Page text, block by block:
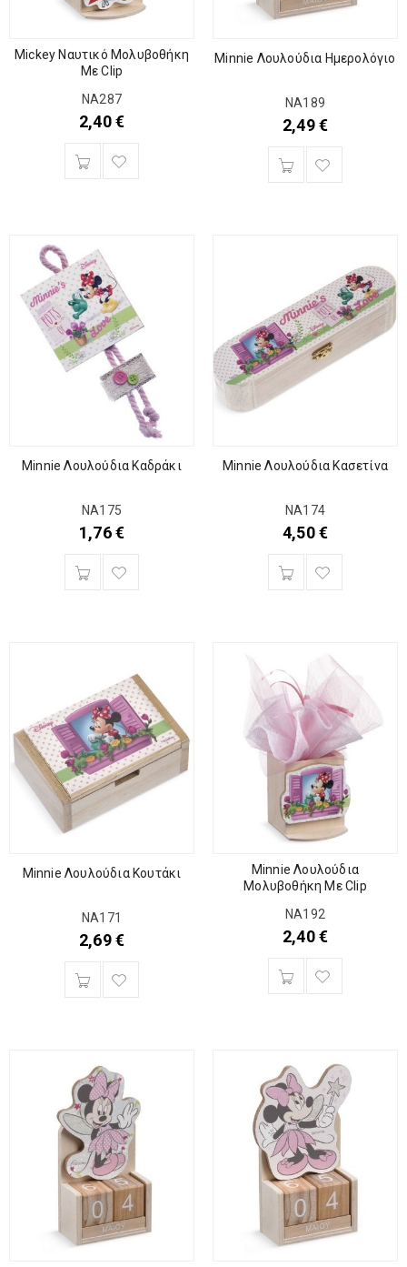
Mickey Ναυτικό Μολυβοθήκη
Με Clip
ΝΑ287
2,40€
Minnie Λουλούδια Ημερολόγιο
ΝΑ189
2,49€
Minnie Λουλούδια Καδράκι
ΝΑ175
1,76€
Minnie Λουλούδια Κασετίνα
ΝΑ174
4,50€
Minnie Λουλούδια Κουτάκι
ΝΑ171
2,69€
Minnie Λουλούδια
Μολυβοθήκη Με Clip
ΝΑ192
2,40€